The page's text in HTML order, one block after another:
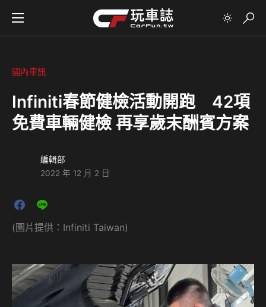
國內車訊
Infiniti春節健檢活動開跑 42項
免費車輛健檢 再享歲末酬賓方案
編輯部
2022 年 12 月 2 日
(圖片提供：Infiniti Taiwan)